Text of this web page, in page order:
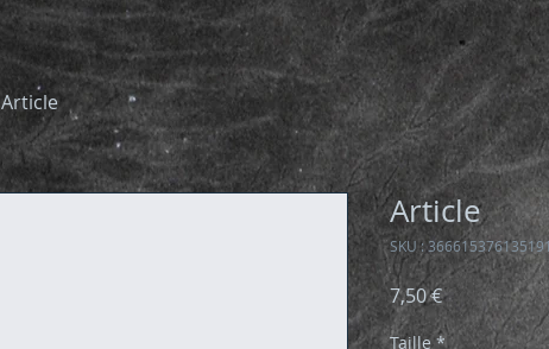
Article
Article
SKU :
7,50 €Prix
Taille *